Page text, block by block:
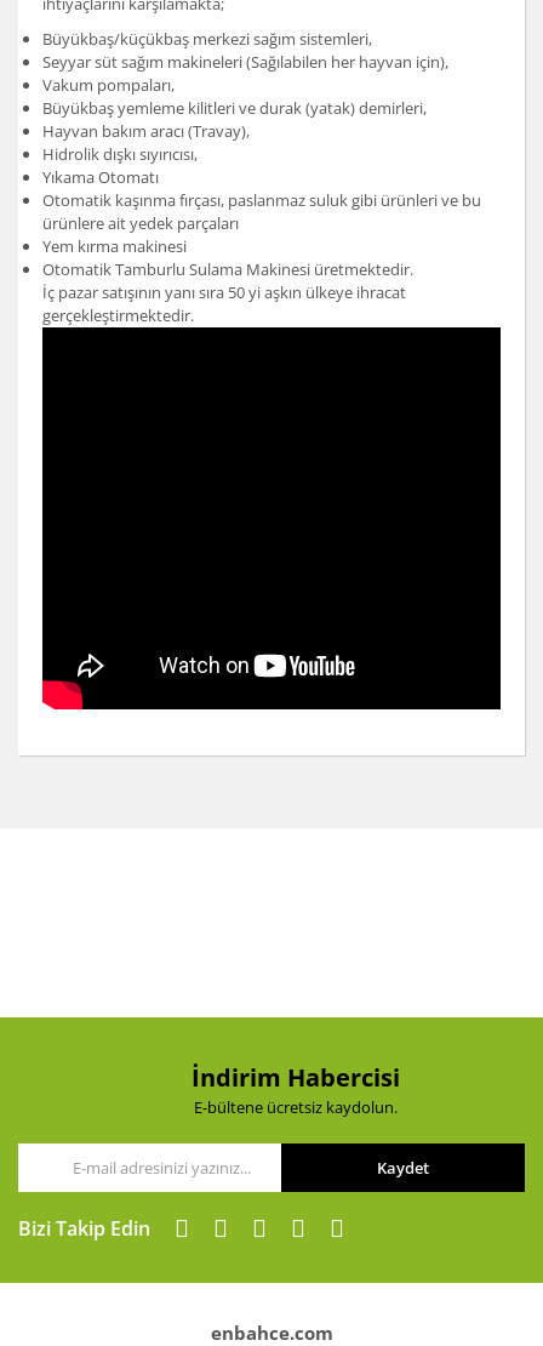
Büyükbaş/küçükbaş merkezi sağım sistemleri,
Seyyar süt sağım makineleri (Sağılabilen her hayvan için),
Vakum pompaları,
Büyükbaş yemleme kilitleri ve durak (yatak) demirleri,
Hayvan bakım aracı (Travay),
Hidrolik dışkı sıyırıcısı,
Yıkama Otomatı
Otomatik kaşınma fırçası, paslanmaz suluk gibi ürünleri ve bu
ürünlere ait yedek parçaları
Yem kırma makinesi
Otomatik Tamburlu Sulama Makinesi üretmektedir.
İç pazar satışının yanı sıra 50 yi aşkın ülkeye ihracat
gerçekleştirmektedir.
Ürün fiyatı diğer sitelerden daha pahalı.
Gönder
İndirim Habercisi
E-bültene ücretsiz kaydolun.
Kaydet
Bizi Takip Edin
enbahce.com